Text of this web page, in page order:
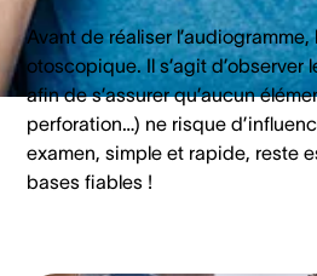
Avant de réaliser
otoscopique. Il s’agit
afin de s’assurer qu’aucun
perforation…) ne risque
examen, simple et rapide, reste
bases fiables !